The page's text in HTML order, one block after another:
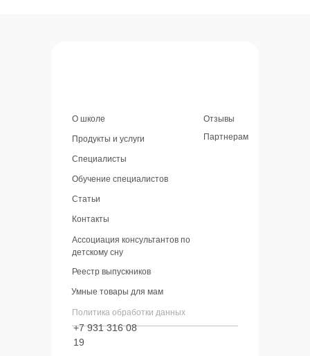
+7 931 316 08
19
О школе
Продукты и услуги
Специалисты
Обучение специалистов
Статьи
Контакты
Политика обработки данных
Ассоциация консультантов по
детскому сну
Реестр выпускников
Умные товары для мам
Отзывы
Партнерам